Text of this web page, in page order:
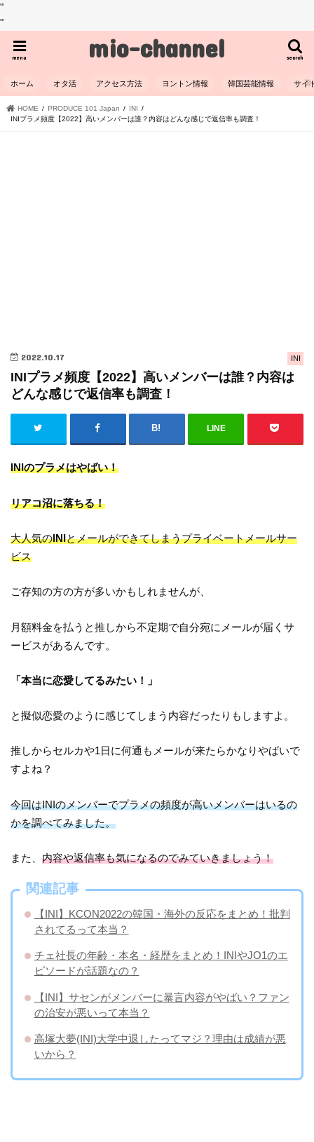
"
"
mio-channel search
menu
ホーム オタ活 アクセス方法 ヨントン情報 韓国芸能情報 サイ
HOME PRODUCE 101 Japan
INI
INIプラメ頻度【2022】高いメンバーは誰？内容はどんな感じで返信率も調査！
INI
2022.10.17
INIプラメ頻度【2022】高いメンバーは誰？内容は
どんな感じで返信率も調査！
LINE
INIのプラメはやばい！
リアコ沼に落ちる！
大人気のINIとメールができてしまうプライベートメールサー
ビス
ご存知の方の方が多いかもしれませんが、
月額料金を払うと推しから不定期で自分宛にメールが届くサ
ービスがあるんです。
「本当に恋愛してるみたい！」
と擬似恋愛のように感じてしまう内容だったりもしますよ。
推しからセルカや1日に何通もメールが来たらかなりやばいで
すよね？
今回はINIのメンバーでプラメの頻度が高いメンバーはいるの
かを調べてみました。
また、内容や返信率も気になるのでみていきましょう！
関連記事
【INI】KCON2022の韓国・海外の反応をまとめ！批判
されてるって本当？
チェ社長の年齢・本名・経歴をまとめ！INIやJO1のエ
ピソードが話題なの？
【INI】サセンがメンバーに暴言内容がやばい？ファン
の治安が悪いって本当？
高塚大夢(INI)大学中退したってマジ？理由は成績が悪
いから？